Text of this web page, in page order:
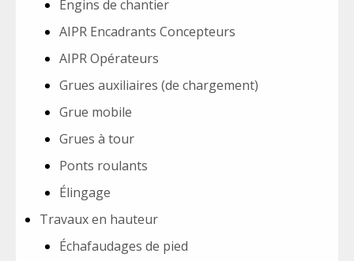
Engins de chantier
AIPR Encadrants Concepteurs
AIPR Opérateurs
Grues auxiliaires (de chargement)
Grue mobile
Grues à tour
Ponts roulants
Élingage
Travaux en hauteur
Échafaudages de pied